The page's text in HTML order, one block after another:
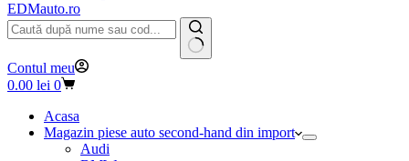
EDMauto.ro
Niciun
rezultat
Contul meu
Coș
cumpărături
0.00 lei 0
Acasa
Magazin piese auto second-hand din import
Audi